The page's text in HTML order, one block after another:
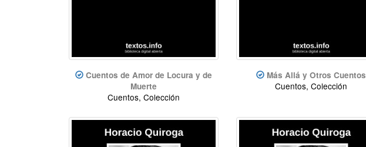
Cuentos de Amor de Locura y de
Muerte
Cuentos, Colección
Más Allá y Otros Cuentos
Cuentos, Colección